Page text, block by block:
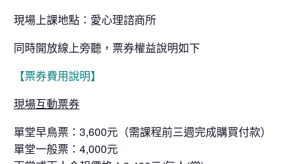
現場上課地點：愛心理諮商所
同時開放線上旁聽，票券權益說明如下
【票券費用說明】
現場互動票券
單堂早鳥票：3,600元（需課程前三週完成購買付款）
單堂一般票：4,000元